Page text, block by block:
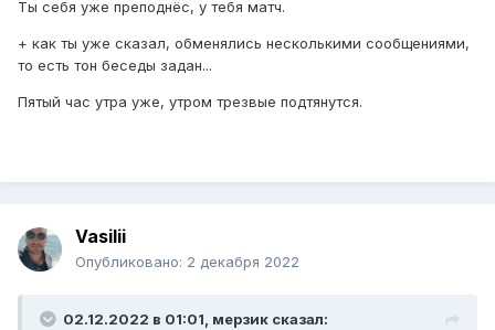
Ты себя уже преподнёс, у тебя матч.
+ как ты уже сказал, обменялись несколькими сообщениями,
то есть тон беседы задан...
Пятый час утра уже, утром трезвые подтянутся.
Vasilii
Опубликовано: 2 декабря 2022
02.12.2022 в 01:01, мерзик сказал: